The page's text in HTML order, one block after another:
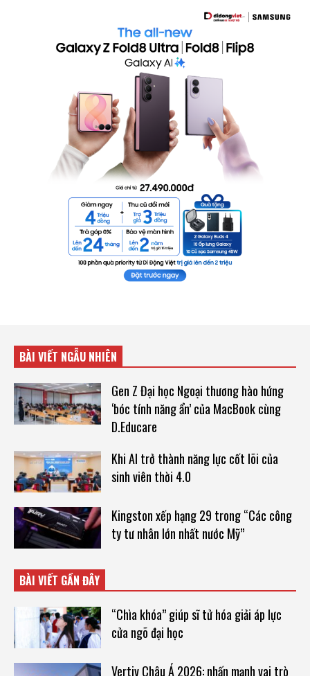
BÀI VIẾT NGẪU NHIÊN
Gen Z Đại học Ngoại thương hào hứng
‘bóc tính năng ẩn’ của MacBook cùng
D.Educare
Khi AI trở thành năng lực cốt lõi của
sinh viên thời 4.0
Kingston xếp hạng 29 trong “Các công
ty tư nhân lớn nhất nước Mỹ”
BÀI VIẾT GẦN ĐÂY
“Chìa khóa” giúp sĩ tử hóa giải áp lực
cửa ngõ đại học
Vertiv Châu Á 2026: nhấn mạnh vai trò